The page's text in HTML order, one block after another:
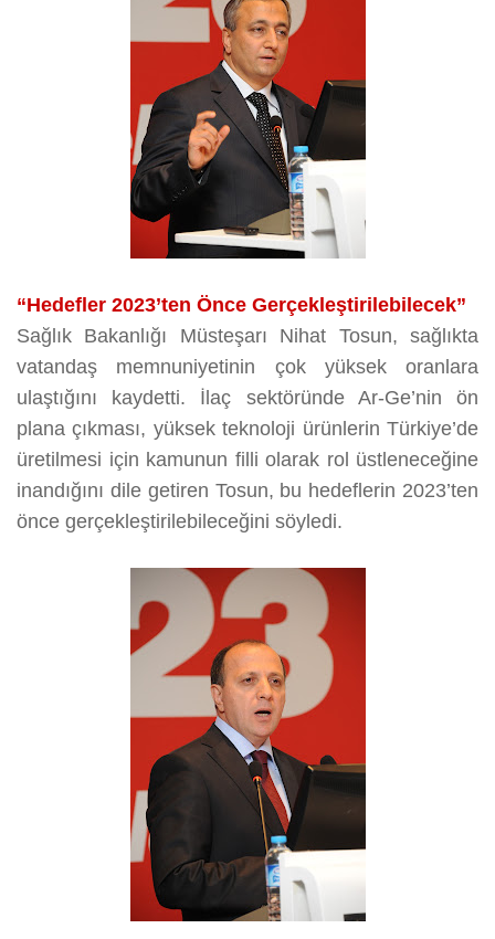
“Hedefler 2023’ten Önce Gerçekleştirilebilecek”
Sağlık Bakanlığı Müsteşarı Nihat Tosun, sağlıkta
vatandaş memnuniyetinin çok yüksek oranlara
ulaştığını kaydetti. İlaç sektöründe Ar-Ge’nin ön
plana çıkması, yüksek teknoloji ürünlerin Türkiye’de
üretilmesi için kamunun filli olarak rol üstleneceğine
inandığını dile getiren Tosun, bu hedeflerin 2023’ten
önce gerçekleştirilebileceğini söyledi.